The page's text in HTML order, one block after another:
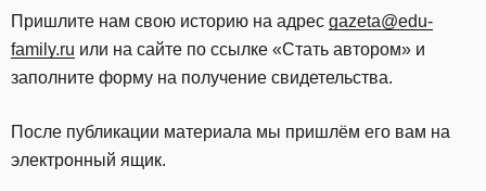
Пришлите нам свою историю на адрес gazeta@edu-
family.ru или на сайте по ссылке «Стать автором» и
заполните форму на получение свидетельства.
После публикации материала мы пришлём его вам на
электронный ящик.